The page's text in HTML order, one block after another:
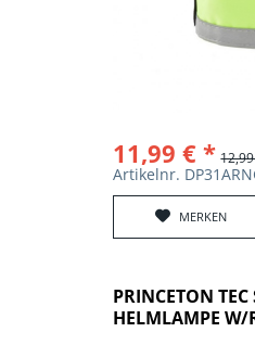
11,99 € *
Artikelnr.
MERKEN
PRINCETON
HELMLAMPE